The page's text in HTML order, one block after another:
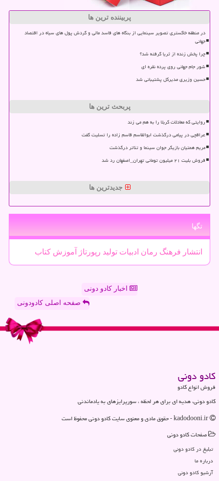
پربیننده ترین ها
در منطقه خاکستری تصویر سینمایی از بنگاه های فاسد مالی و گردش پول های سیاه در اقتصاد
جهانی
چرا پخش زنده از ثریا گرفته شد؟
شور جام جهانی روی پرده نقره ای
حسین وزیری مدیرکل پشتیبانی شد
پربحث ترین ها
روایتی که معادلات کربلا را به هم می زند
عراقچی در پیامی درگذشت ابوالقاسم قاسم زاده را تسلیت گفت
مریم همتیان بازیگر جوان سینما و تئاتر درگذشت
فروش بلیت ۲۱ میلیون تومانی تهران_اصفهان رد شد
جدیدترین ها
تگها
انتشار فرهنگ رمان ادبیات تولید رپورتاژ آموزش كتاب
اخبار کادو دونی
صفحه اصلی کادودونی
كادو دونی
فروش انواع کادو
کادو دونی، هدیه ای برای هر لحظه ، سورپرایزهای به یادماندنی
صفحات كادو دونی
تبلیغ در كادو دونی
درباره ما
آرشیو كادو دونی